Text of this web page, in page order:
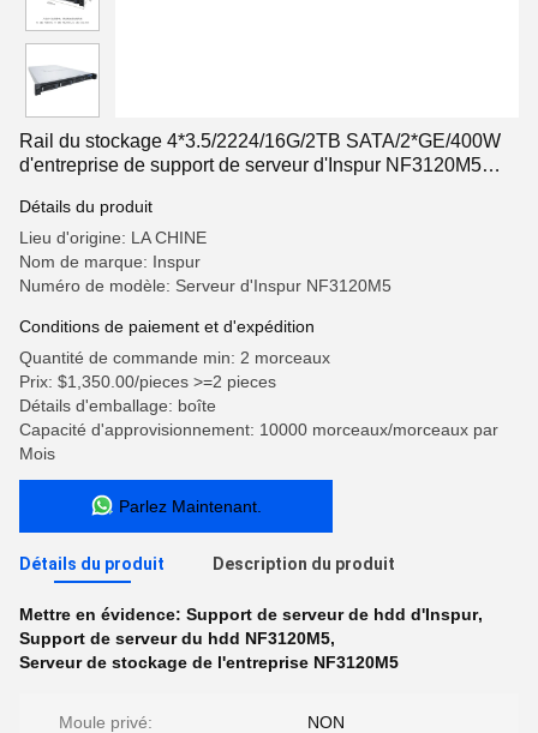
Rail du stockage 4*3.5/2224/16G/2TB SATA/2*GE/400W
d'entreprise de support de serveur d'Inspur NF3120M5
Détails du produit
Lieu d'origine: LA CHINE
Nom de marque: Inspur
Numéro de modèle: Serveur d'Inspur NF3120M5
Conditions de paiement et d'expédition
Quantité de commande min: 2 morceaux
Prix: $1,350.00/pieces >=2 pieces
Détails d'emballage: boîte
Capacité d'approvisionnement: 10000 morceaux/morceaux par
Mois
Parlez Maintenant.
Détails du produit Description du produit
Mettre en évidence: Support de serveur de hdd d'Inspur,
Support de serveur du hdd NF3120M5,
Serveur de stockage de l'entreprise NF3120M5
Moule privé: NON